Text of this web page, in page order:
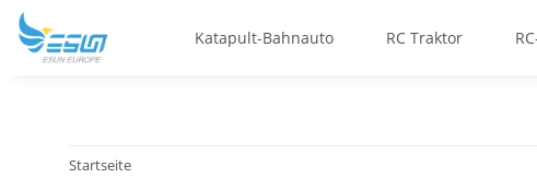
Katapult-Bahnauto RC Traktor
Startseite